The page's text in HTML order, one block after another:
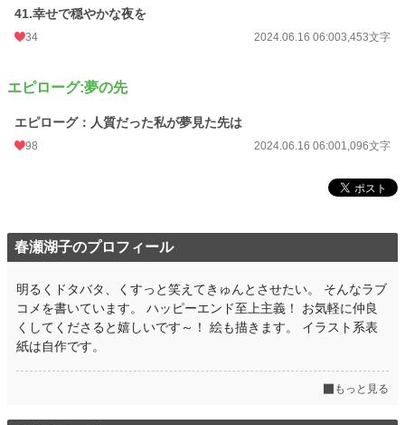
41.幸せで穏やかな夜を
34 2024.06.16 06:003,453文字
エピローグ:夢の先
エピローグ：人質だった私が夢見た先は
98 2024.06.16 06:001,096文字
春瀬湖子のプロフィール
明るくドタバタ、くすっと笑えてきゅんとさせたい。 そんなラブ
コメを書いています。 ハッピーエンド至上主義！ お気軽に仲良
くしてくださると嬉しいです～！ 絵も描きます。 イラスト系表
紙は自作です。
もっと見る